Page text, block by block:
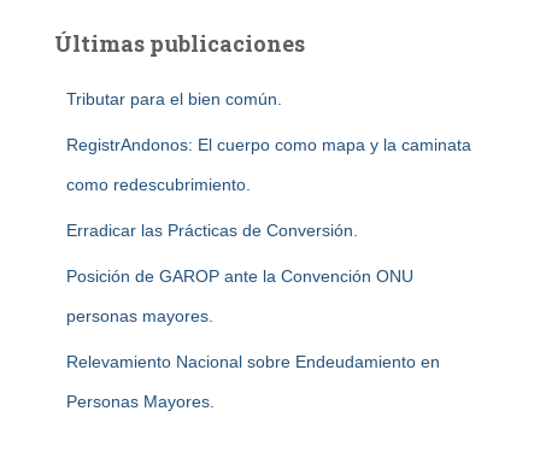
Últimas publicaciones
Tributar para el bien común.
RegistrAndonos: El cuerpo como mapa y la caminata
como redescubrimiento.
Erradicar las Prácticas de Conversión.
Posición de GAROP ante la Convención ONU
personas mayores.
Relevamiento Nacional sobre Endeudamiento en
Personas Mayores.